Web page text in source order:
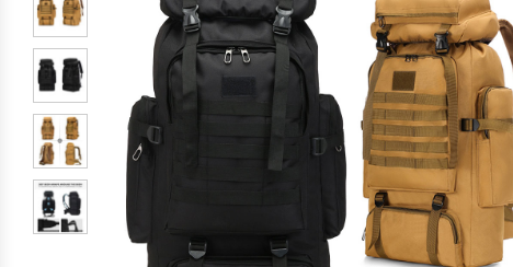
Camping & Randonnée
Cuisine
Décoration
Electroménager
Électronique
Jouets